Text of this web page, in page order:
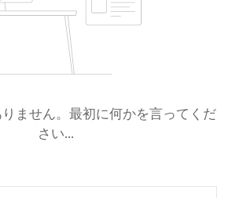
ません。最初に何かを言ってくだ
さい...